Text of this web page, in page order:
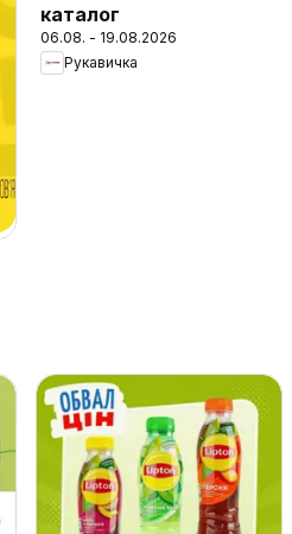
каталог
06.08. - 19.08.2026
Рукавичка